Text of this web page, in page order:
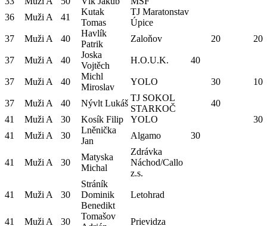
36
Muži A 41
Kutak
Tomas
TJ Maratonstav
Úpice
37
Muži A 40
Havlík
Patrik
Zaloňov 20 20
37 Muži A 40
Joska
Vojtěch
H.O.U.K. 40
37 Muži A 40
Michl
Miroslav
YOLO 30 10
37 Muži A 40 Nývlt Lukáš
TJ SOKOL
STARKOČ
40
41
Muži A 30 Kosík Filip YOLO
30
41
Muži A 30
Lněnička
Jan
Algamo 30
41 Muži A 30
Matyska
Michal
Zdrávka
Náchod/Callo
z.s.
41 Muži A 30
Stráník
Dominik
Benedikt
Letohrad
41 Muži A 30
Tomašov
Prievidza